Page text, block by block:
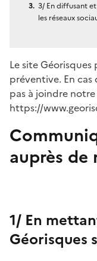
3/ En diffusant
les réseaux
Le site
préventive. En
pas à joindre
https://
auprès de
1/ En
Géorisques